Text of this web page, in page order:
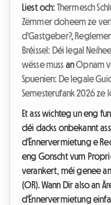
Liest och: Thermesch
Zëmmer doheem ze
d'Gastgeber?,
Bréissel: Déi legal
wësse muss anOpnam
Spuenien: De legale
Semesterufank 2026 ze
Et ass wichteg un eng
déi dacks onbekannt
d'Ënnervermietung e
eng Gonscht vum
verankert, méi genee
(OR). Wann Dir also an
d'Ënnervermietung